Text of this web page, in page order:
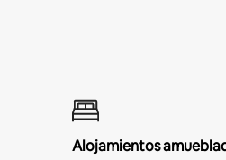
Alojamientos